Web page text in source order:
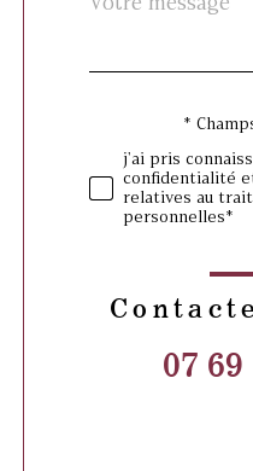
défaut
Validation
*
j'ai pris
confidentialité
relatives au
personnelles*
07 69